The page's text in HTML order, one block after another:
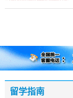
留学指南